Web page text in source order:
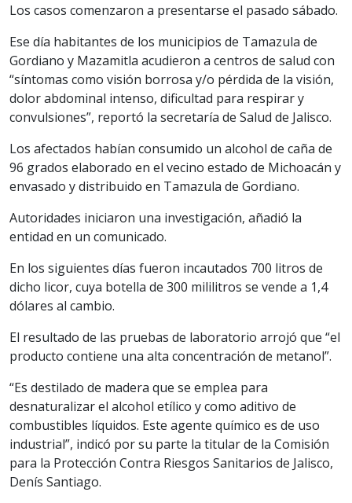
Los casos comenzaron a presentarse el pasado sábado.
Ese día habitantes de los municipios de Tamazula de
Gordiano y Mazamitla acudieron a centros de salud con
“síntomas como visión borrosa y/o pérdida de la visión,
dolor abdominal intenso, dificultad para respirar y
convulsiones”, reportó la secretaría de Salud de Jalisco.
Los afectados habían consumido un alcohol de caña de
96 grados elaborado en el vecino estado de Michoacán y
envasado y distribuido en Tamazula de Gordiano.
Autoridades iniciaron una investigación, añadió la
entidad en un comunicado.
En los siguientes días fueron incautados 700 litros de
dicho licor, cuya botella de 300 mililitros se vende a 1,4
dólares al cambio.
El resultado de las pruebas de laboratorio arrojó que “el
producto contiene una alta concentración de metanol”.
“Es destilado de madera que se emplea para
desnaturalizar el alcohol etílico y como aditivo de
combustibles líquidos. Este agente químico es de uso
industrial”, indicó por su parte la titular de la Comisión
para la Protección Contra Riesgos Sanitarios de Jalisco,
Denís Santiago.